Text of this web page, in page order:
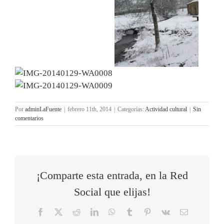
Por adminLaFuente febrero 11th, 2014 Categorías:Actividad cultural
Sin
comentarios
¡Comparte esta entrada, en la Red
Social que elijas!
Facebook RedditLinkedInWhatsApp
Tumblr Pinterest
Vk
Correo